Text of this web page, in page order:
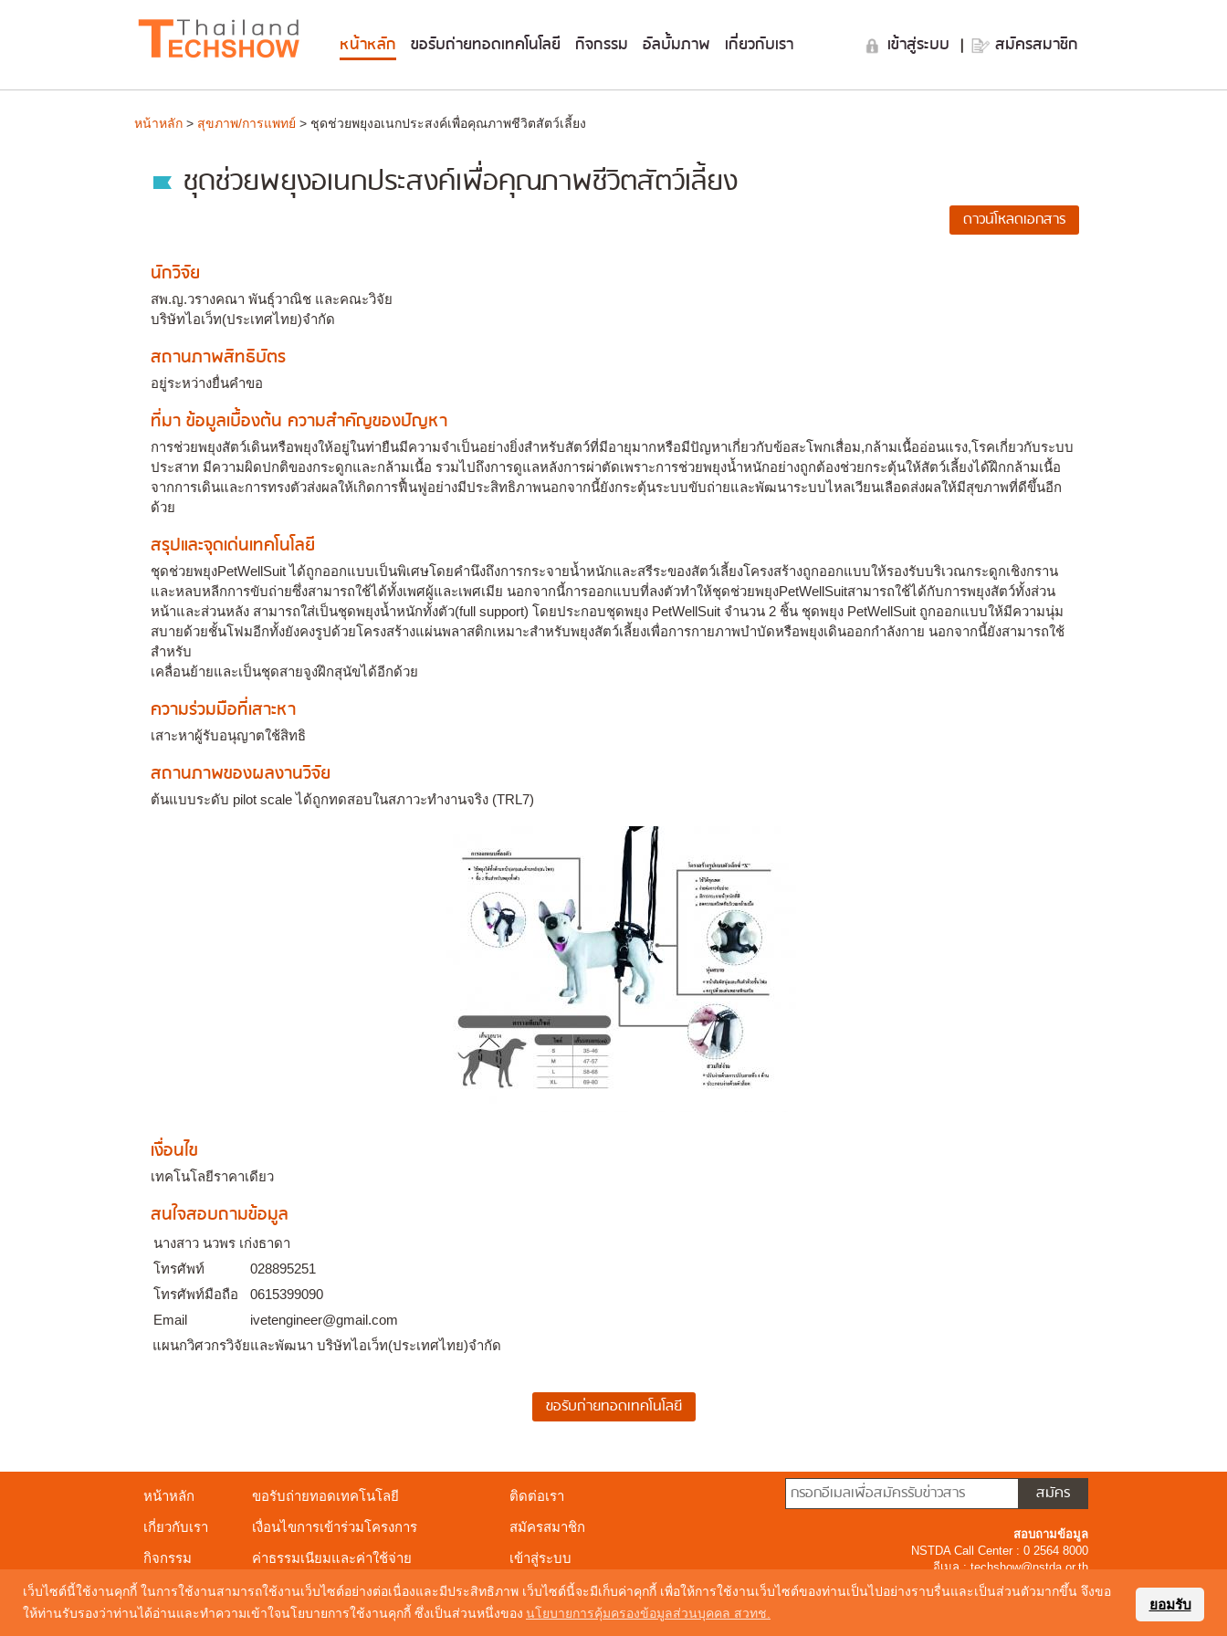
เว็บไซต์นี้ใช้งานคุกกี้ ในการใช้งานสามารถใช้งานเว็บไซต์อย่างต่อเนื่องและมีประสิทธิภาพ เว็บไซต์นี้จะมีเก็บค่าคุกกี้ เพื่อให้การใช้งานเว็บไซต์ของท่านเป็นไปอย่างราบรื่นและเป็นส่วนตัวมากขึ้น จึงขอ
ให้ท่านรับรองว่าท่านได้อ่านและทำความเข้าใจนโยบายการใช้งานคุกกี้ ซึ่งเป็นส่วนหนึ่งของ นโยบายการคุ้มครองข้อมูลส่วนบุคคล สวทช.
ยอมรับ
หน้าหลัก ขอรับถ่ายทอดเทคโนโลยี กิจกรรม อัลบั้มภาพ เกี่ยวกับเรา เข้าสู่ระบบ | สมัครสมาชิก
หน้าหลัก > สุขภาพ/การแพทย์ > ชุดช่วยพยุงอเนกประสงค์เพื่อคุณภาพชีวิตสัตว์เลี้ยง
ชุดช่วยพยุงอเนกประสงค์เพื่อคุณภาพชีวิตสัตว์เลี้ยง
นักวิจัย
สพ.ญ.วรางคณา พันธุ์วาณิช และคณะวิจัย
บริษัทไอเว็ท(ประเทศไทย)จำกัด
สถานภาพสิทธิบัตร
อยู่ระหว่างยื่นคำขอ
ที่มา ข้อมูลเบื้องต้น ความสำคัญของปัญหา
การช่วยพยุงสัตว์เดินหรือพยุงให้อยู่ในท่ายืนมีความจำเป็นอย่างยิ่งสำหรับสัตว์ที่มีอายุมากหรือมีปัญหาเกี่ยวกับข้อสะโพกเสื่อม,กล้ามเนื้ออ่อนแรง,โรคเกี่ยวกับระบบ
ประสาท มีความผิดปกติของกระดูกและกล้ามเนื้อ รวมไปถึงการดูแลหลังการผ่าตัดเพราะการช่วยพยุงน้ำหนักอย่างถูกต้องช่วยกระตุ้นให้สัตว์เลี้ยงได้ฝึกกล้ามเนื้อ
จากการเดินและการทรงตัวส่งผลให้เกิดการฟื้นฟูอย่างมีประสิทธิภาพนอกจากนี้ยังกระตุ้นระบบขับถ่ายและพัฒนาระบบไหลเวียนเลือดส่งผลให้มีสุขภาพที่ดีขึ้นอีก
ด้วย
สรุปและจุดเด่นเทคโนโลยี
ชุดช่วยพยุงPetWellSuit ได้ถูกออกแบบเป็นพิเศษโดยคำนึงถึงการกระจายน้ำหนักและสรีระของสัตว์เลี้ยงโครงสร้างถูกออกแบบให้รองรับบริเวณกระดูกเชิงกราน
และหลบหลีกการขับถ่ายซึ่งสามารถใช้ได้ทั้งเพศผู้และเพศเมีย นอกจากนี้การออกแบบที่ลงตัวทำให้ชุดช่วยพยุงPetWellSuitสามารถใช้ได้กับการพยุงสัตว์ทั้งส่วน
หน้าและส่วนหลัง สามารถใส่เป็นชุดพยุงน้ำหนักทั้งตัว(full support) โดยประกอบชุดพยุง PetWellSuit จำนวน 2 ชิ้น ชุดพยุง PetWellSuit ถูกออกแบบให้มีความนุ่ม
สบายด้วยชั้นโฟมอีกทั้งยังคงรูปด้วยโครงสร้างแผ่นพลาสติกเหมาะสำหรับพยุงสัตว์เลี้ยงเพื่อการกายภาพบำบัดหรือพยุงเดินออกกำลังกาย นอกจากนี้ยังสามารถใช้
สำหรับ
เคลื่อนย้ายและเป็นชุดสายจูงฝึกสุนัขได้อีกด้วย
ความร่วมมือที่เสาะหา
เสาะหาผู้รับอนุญาตใช้สิทธิ
สถานภาพของผลงานวิจัย
ต้นแบบระดับ pilot scale ได้ถูกทดสอบในสภาวะทำงานจริง (TRL7)
เงื่อนไข
เทคโนโลยีราคาเดียว
สนใจสอบถามข้อมูล
นางสาว นวพร เก่งธาดา
โทรศัพท์
028895251
โทรศัพท์มือถือ
0615399090
Email
ivetengineer@gmail.com
แผนกวิศวกรวิจัยและพัฒนา บริษัทไอเว็ท(ประเทศไทย)จำกัด
หน้าหลัก
เกี่ยวกับเรา
กิจกรรม
ขอรับถ่ายทอดเทคโนโลยี
เงื่อนไขการเข้าร่วมโครงการ
ค่าธรรมเนียมและค่าใช้จ่าย
ดาวน์โหลดเอกสารเผยแพร่
ติดต่อเรา
สมัครสมาชิก
เข้าสู่ระบบ
สอบถามข้อมูล
NSTDA Call Center : 0 2564 8000
อีเมล :techshow@nstda.or.th